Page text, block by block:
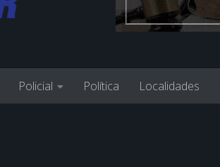
Policial Política Localidades